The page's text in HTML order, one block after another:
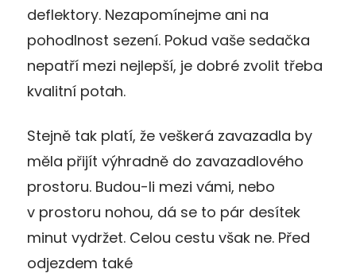
deflektory. Nezapomínejme ani na
pohodlnost sezení. Pokud vaše sedačka
nepatří mezi nejlepší, je dobré zvolit třeba
kvalitní potah.
Stejně tak platí, že veškerá zavazadla by
měla přijít výhradně do zavazadlového
prostoru. Budou-li mezi vámi, nebo
v prostoru nohou, dá se to pár desítek
minut vydržet. Celou cestu však ne. Před
odjezdem také